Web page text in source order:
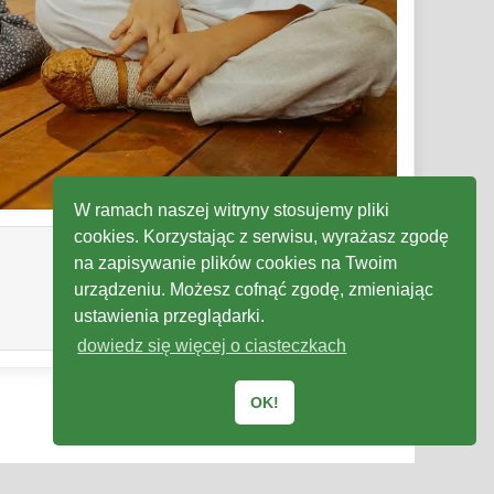
W ramach naszej witryny stosujemy pliki
cookies. Korzystając z serwisu, wyrażasz zgodę
na zapisywanie plików cookies na Twoim
urządzeniu. Możesz cofnąć zgodę, zmieniając
ustawienia przeglądarki.
dowiedz się więcej o ciasteczkach
OK!